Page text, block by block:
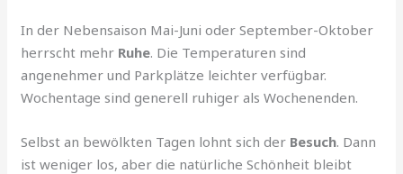
In der Nebensaison Mai-Juni oder September-Oktober
herrscht mehr Ruhe. Die Temperaturen sind
angenehmer und Parkplätze leichter verfügbar.
Wochentage sind generell ruhiger als Wochenenden.
Selbst an bewölkten Tagen lohnt sich der Besuch. Dann
ist weniger los, aber die natürliche Schönheit bleibt